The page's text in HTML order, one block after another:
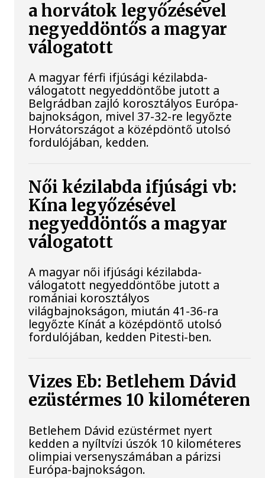
a horvátok legyőzésével
negyeddöntős a magyar
válogatott
A magyar férfi ifjúsági kézilabda-
válogatott negyeddöntőbe jutott a
Belgrádban zajló korosztályos Európa-
bajnokságon, mivel 37-32-re legyőzte
Horvátországot a középdöntő utolsó
fordulójában, kedden.
Női kézilabda ifjúsági vb:
Kína legyőzésével
negyeddöntős a magyar
válogatott
A magyar női ifjúsági kézilabda-
válogatott negyeddöntőbe jutott a
romániai korosztályos
világbajnokságon, miután 41-36-ra
legyőzte Kínát a középdöntő utolsó
fordulójában, kedden Pitesti-ben.
Vizes Eb: Betlehem Dávid
ezüstérmes 10 kilométeren
Betlehem Dávid ezüstérmet nyert
kedden a nyíltvízi úszók 10 kilométeres
olimpiai versenyszámában a párizsi
Európa-bajnokságon.